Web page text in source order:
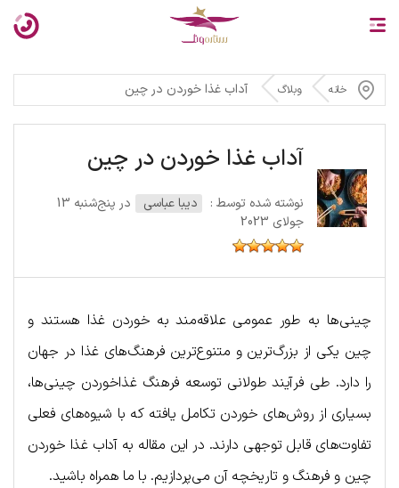
خانه وبلاگ آداب غذا خوردن در چین
آداب غذا خوردن در چین
نوشته شده توسط : دیبا عباسی
در پنج‌شنبه 13
جولای 2023
چینی‌ها به طور عمومی علاقه‌مند به خوردن غذا هستند و
چین یکی از بزرگ‌ترین و متنوع‌ترین فرهنگ‌های غذا در جهان
را دارد. طی فرآیند طولانی توسعه فرهنگ غذاخوردن چینی‌ها،
بسیاری از روش‌های خوردن تکامل یافته که با شیوه‌های فعلی
تفاوت‌های قابل توجهی دارند. در این مقاله به آداب غذا خوردن
چین و فرهنگ و تاریخچه آن می‌پردازیم. با ما همراه باشید.